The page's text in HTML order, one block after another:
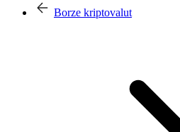
Borze kriptovalut